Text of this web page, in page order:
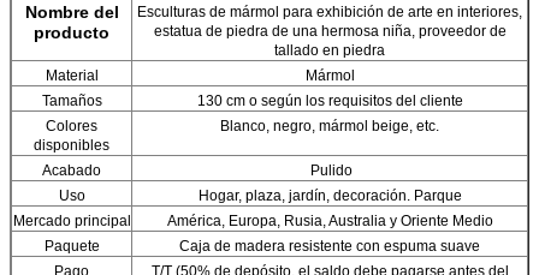
Nombre del
producto
Esculturas de mármol para exhibición de arte en interiores,
estatua de piedra de una hermosa niña, proveedor de
tallado en piedra
Material
Mármol
Tamaños
130 cm o según los requisitos del cliente
Colores
disponibles
Blanco, negro, mármol beige, etc.
Acabado
Pulido
Uso
Hogar, plaza, jardín, decoración. Parque
Mercado principal
América, Europa, Rusia, Australia y Oriente Medio
Paquete
Caja de madera resistente con espuma suave
Pago
T/T (50% de depósito, el saldo debe pagarse antes del